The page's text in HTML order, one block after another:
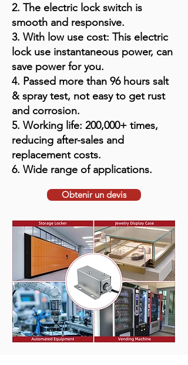
2. The electric lock switch is
smooth and responsive.
3. With low use cost: This electric
lock use instantaneous power, can
save power for you.
4. Passed more than 96 hours salt
& spray test, not easy to get rust
and corrosion.
5. Working life: 200,000+ times,
reducing after-sales and
replacement costs.
6. Wide range of applications.
Obtenir un devis